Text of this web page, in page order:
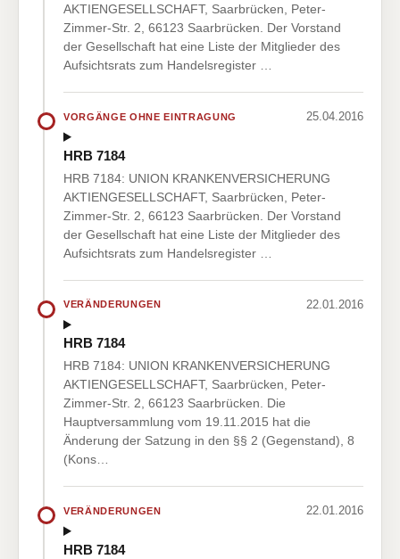
AKTIENGESELLSCHAFT, Saarbrücken, Peter-
Zimmer-Str. 2, 66123 Saarbrücken. Der Vorstand
der Gesellschaft hat eine Liste der Mitglieder des
Aufsichtsrats zum Handelsregister …
VORGÄNGE OHNE EINTRAGUNG 25.04.2016
HRB 7184
HRB 7184: UNION KRANKENVERSICHERUNG
AKTIENGESELLSCHAFT, Saarbrücken, Peter-
Zimmer-Str. 2, 66123 Saarbrücken. Der Vorstand
der Gesellschaft hat eine Liste der Mitglieder des
Aufsichtsrats zum Handelsregister …
VERÄNDERUNGEN 22.01.2016
HRB 7184
HRB 7184: UNION KRANKENVERSICHERUNG
AKTIENGESELLSCHAFT, Saarbrücken, Peter-
Zimmer-Str. 2, 66123 Saarbrücken. Die
Hauptversammlung vom 19.11.2015 hat die
Änderung der Satzung in den §§ 2 (Gegenstand), 8
(Kons…
VERÄNDERUNGEN 22.01.2016
HRB 7184